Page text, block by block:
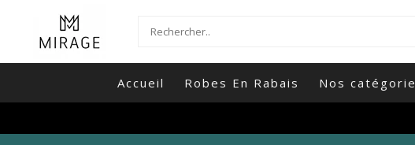
Accueil Robes En Rabais Nos